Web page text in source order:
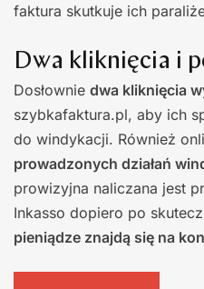
faktura skutkuje ich
Dwa kliknięcia i
Dosłownie dwa kliknięcia
szybkafaktura.pl, aby ich
do windykacji. Również
prowadzonych działań
prowizyjna naliczana jest
Inkasso dopiero po
pieniądze znajdą się na